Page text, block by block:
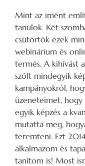
Mint az imént
tanulok. Két
csütörtök ezek
webinárium és
termés. A kihívást
szólt mindegyik
kampányokról,
üzeneteimet,
egyik képzés a
mutatta meg,
teremteni. Ezt
alkalmazom és
tanítom is! Most